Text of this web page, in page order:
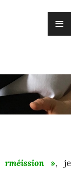
rméission », je